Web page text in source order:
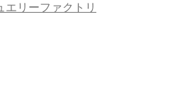
エリーファクトリ